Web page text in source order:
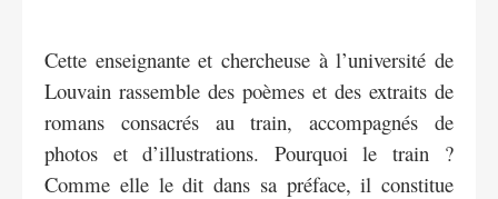
Cette enseignante et chercheuse à l’université de
Louvain rassemble des poèmes et des extraits de
romans consacrés au train, accompagnés de
photos et d’illustrations. Pourquoi le train ?
Comme elle le dit dans sa préface, il constitue